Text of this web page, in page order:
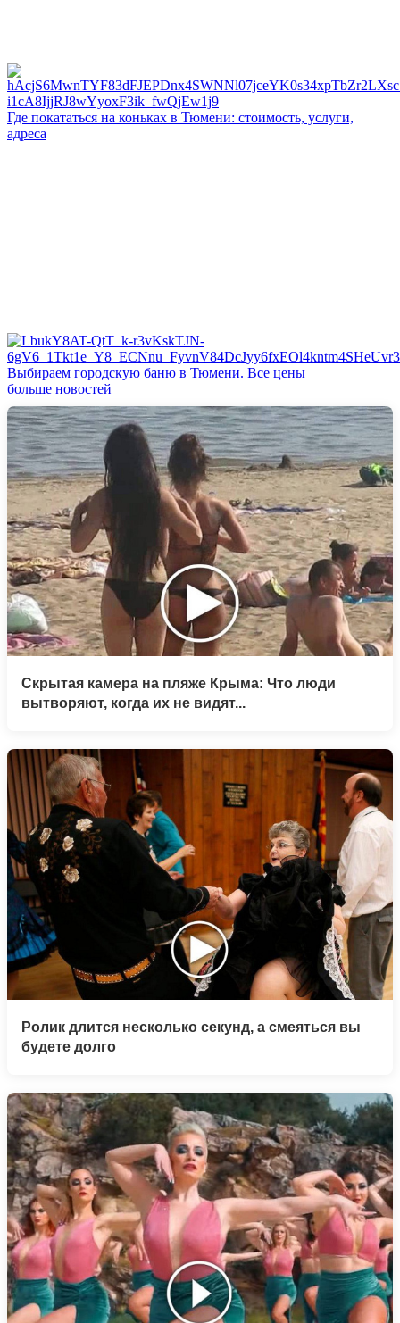
Где покататься на коньках в Тюмени: стоимость, услуги,
адреса
Выбираем городскую баню в Тюмени. Все цены
больше новостей
Скрытая камера на пляже Крыма: Что люди
вытворяют, когда их не видят...
Ролик длится несколько секунд, а смеяться вы
будете долго